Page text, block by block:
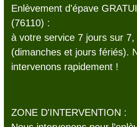
Enlèvement d'épave
(76110) :
à votre service 7 jours sur
(dimanches et jours fériés).
intervenons rapidement !
ZONE D'INTERVENTION :